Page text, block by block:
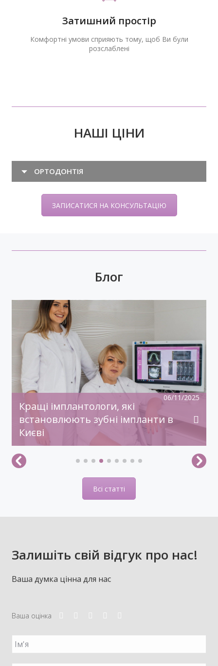
Затишний простір
Комфортні умови сприяють тому, щоб Ви були
розслаблені
НАШІ ЦІНИ
ОРТОДОНТІЯ
ЗАПИСАТИСЯ НА КОНСУЛЬТАЦІЮ
Блог
06/11/2025
Кращі імплантологи, які
встановлюють зубні імпланти в
Києві
У передноворічній метушні, коли купуються
подарунки, прикрашаються оселі, бажаємо
святкового настрою, гармонії, радості!
Нехай прийдешній рік дарує дива й
здійснення заповітного!З Новим Роком!
Всі статті
Залишіть свій відгук про нас!
Ваша думка цінна для нас
Ваша оцінка